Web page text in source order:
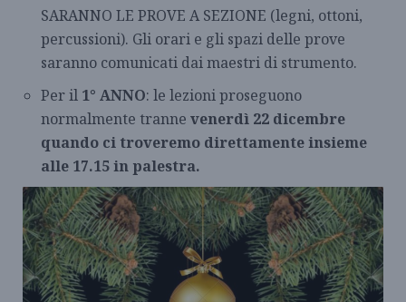
SARANNO LE PROVE A SEZIONE (legni, ottoni,
percussioni). Gli orari e gli spazi delle prove
saranno comunicati dai maestri di strumento.
Per il 1° ANNO: le lezioni proseguono
normalmente tranne venerdì 22 dicembre
quando ci troveremo direttamente insieme
alle 17.15 in palestra.